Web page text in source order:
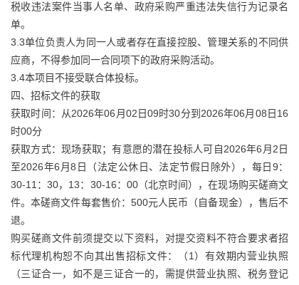
税收违法案件当事人名单、政府采购严重违法失信行为记录名
单。
3.3单位负责人为同一人或者存在直接控股、管理关系的不同供
应商，不得参加同一合同项下的政府采购活动。
3.4本项目不接受联合体投标。
四、招标文件的获取
获取时间：从2026年06月02日09时30分到2026年06月08日16
时00分
获取方式：现场获取；有意愿的潜在投标人可自2026年6月2日
至2026年6月8日（法定公休日、法定节假日除外），每日9：
30-11：30，13：30-16：00（北京时间），在现场购买磋商文
件。本磋商文件每套售价：500元人民币（自备现金），售后不
退。
购买磋商文件前须提交以下资料，对提交资料不符合要求者招
标代理机构恕不向其出售招标文件：（1）有效期内营业执照
（三证合一，如不是三证合一的，需提供营业执照、税务登记